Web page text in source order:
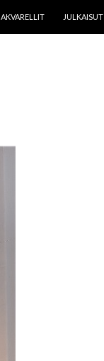
AKVARELLIT JULKAISUT